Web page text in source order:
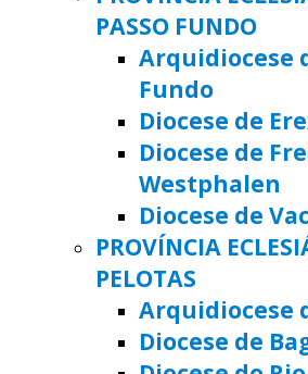
PASSO FUNDO
Arquidiocese
Fundo
Diocese de
Diocese de
Westphalen
Diocese de
PROVÍNCIA
PELOTAS
Arquidiocese
Diocese de